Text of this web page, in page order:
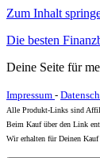
Zum Inhalt
Die besten
Deine Seite für
Impressum -
Alle Produkt-Links sind
Beim Kauf über den Link
Wir erhalten für Deinen Kauf